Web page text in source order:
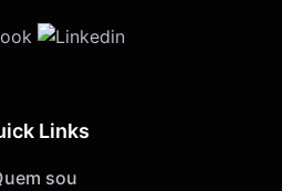
Links
sou